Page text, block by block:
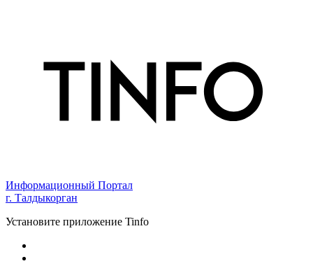
Информационный Портал
г. Талдыкорган
Установите приложение Tinfo